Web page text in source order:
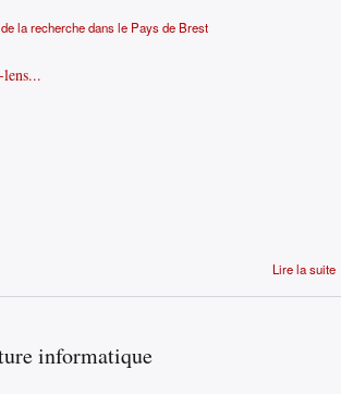
la recherche dans le Pays de Brest
Lire la suite
informatique